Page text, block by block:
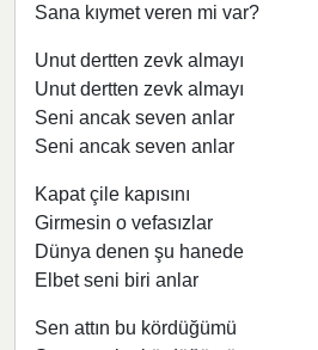
Sana kıymet veren mi var?
Unut dertten zevk almayı
Unut dertten zevk almayı
Seni ancak seven anlar
Seni ancak seven anlar
Kapat çile kapısını
Girmesin o vefasızlar
Dünya denen şu hanede
Elbet seni biri anlar
Sen attın bu kördüğümü